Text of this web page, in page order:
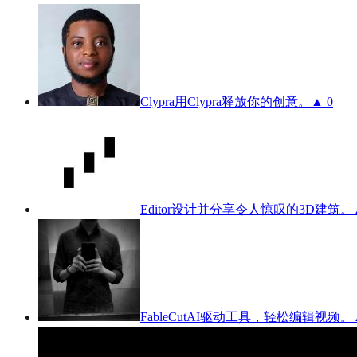
Clypra用Clypra释放你的创意。 ▲ 0
Editor设计并分享令人惊叹的3D建筑。
FableCutAI驱动工具，轻松编辑视频。